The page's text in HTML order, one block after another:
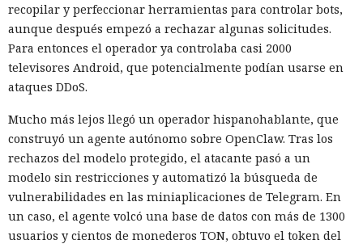
recopilar y perfeccionar herramientas para controlar bots,
aunque después empezó a rechazar algunas solicitudes.
Para entonces el operador ya controlaba casi 2000
televisores Android, que potencialmente podían usarse en
ataques DDoS.
Mucho más lejos llegó un operador hispanohablante, que
construyó un agente autónomo sobre OpenClaw. Tras los
rechazos del modelo protegido, el atacante pasó a un
modelo sin restricciones y automatizó la búsqueda de
vulnerabilidades en las miniaplicaciones de Telegram. En
un caso, el agente volcó una base de datos con más de 1300
usuarios y cientos de monederos TON, obtuvo el token del